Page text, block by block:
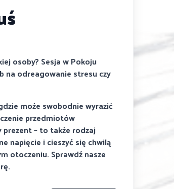
osoby? Sesja w Pokoju
na odreagowanie stresu czy
może swobodnie wyrazić
przedmiotów
– to także rodzaj
napięcie i cieszyć się chwilą
otoczeniu. Sprawdź nasze